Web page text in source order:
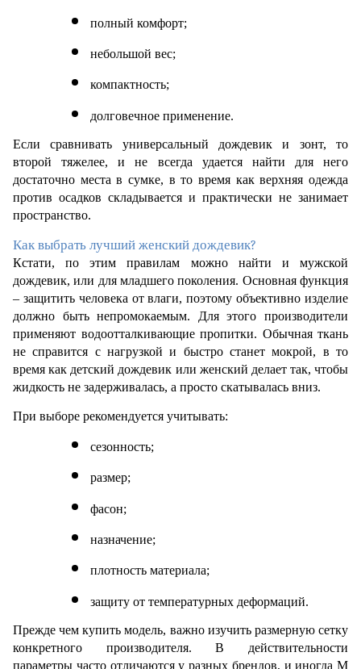
полный комфорт;
небольшой вес;
компактность;
долговечное применение.
Если сравнивать универсальный дождевик и зонт, то
второй тяжелее, и не всегда удается найти для него
достаточно места в сумке, в то время как верхняя одежда
против осадков складывается и практически не занимает
пространство.
Как выбрать лучший женский дождевик?
Кстати, по этим правилам можно найти и мужской
дождевик, или для младшего поколения. Основная функция
– защитить человека от влаги, поэтому объективно изделие
должно быть непромокаемым. Для этого производители
применяют водоотталкивающие пропитки. Обычная ткань
не справится с нагрузкой и быстро станет мокрой, в то
время как детский дождевик или женский делает так, чтобы
жидкость не задерживалась, а просто скатывалась вниз.
При выборе рекомендуется учитывать:
сезонность;
размер;
фасон;
назначение;
плотность материала;
защиту от температурных деформаций.
Прежде чем купить модель, важно изучить размерную сетку
конкретного производителя. В действительности
параметры часто отличаются у разных брендов, и иногда M